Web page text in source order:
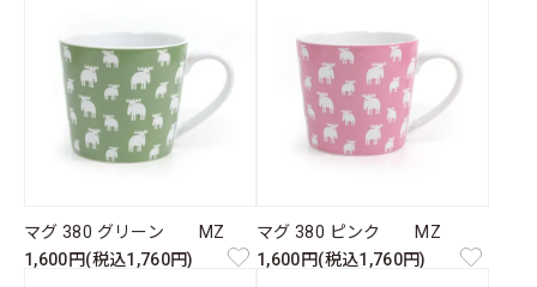
マグ 380 グリーン MZ
1,600円(税込1,760円)
マグ 380 ピンク MZ
1,600円(税込1,760円)